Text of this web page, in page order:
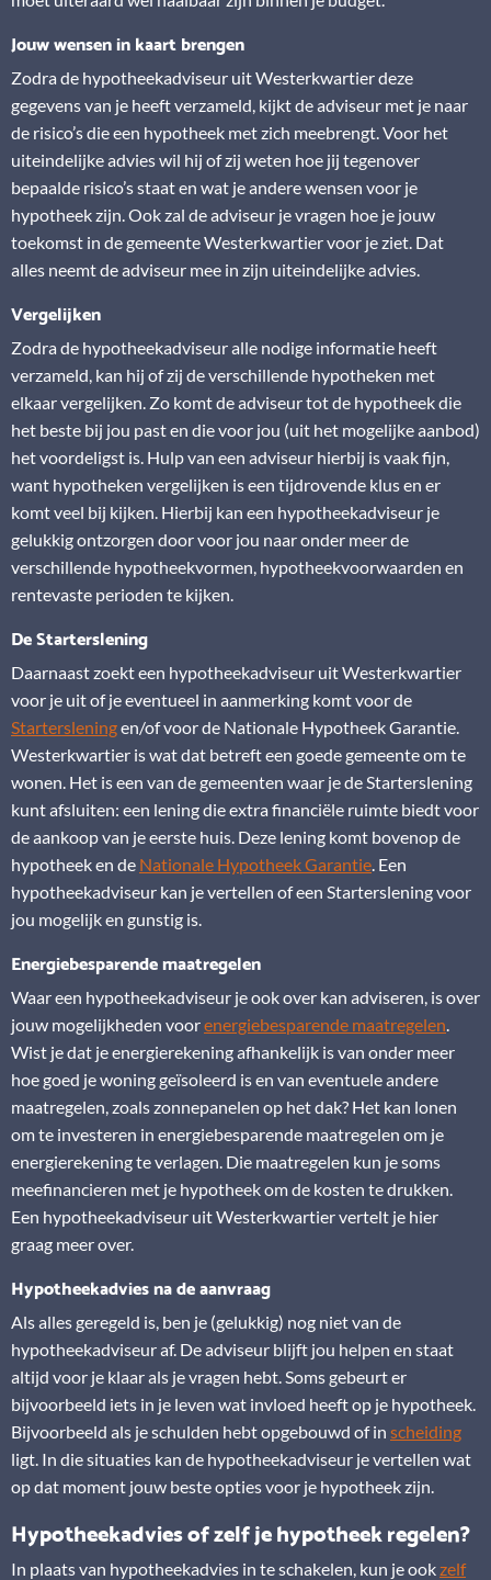
Jouw wensen in kaart brengen
Zodra de hypotheekadviseur uit Westerkwartier deze
gegevens van je heeft verzameld, kijkt de adviseur met je naar
de risico’s die een hypotheek met zich meebrengt. Voor het
uiteindelijke advies wil hij of zij weten hoe jij tegenover
bepaalde risico’s staat en wat je andere wensen voor je
hypotheek zijn. Ook zal de adviseur je vragen hoe je jouw
toekomst in de gemeente Westerkwartier voor je ziet. Dat
alles neemt de adviseur mee in zijn uiteindelijke advies.
Vergelijken
Zodra de hypotheekadviseur alle nodige informatie heeft
verzameld, kan hij of zij de verschillende hypotheken met
elkaar vergelijken. Zo komt de adviseur tot de hypotheek die
het beste bij jou past en die voor jou (uit het mogelijke aanbod)
het voordeligst is. Hulp van een adviseur hierbij is vaak fijn,
want hypotheken vergelijken is een tijdrovende klus en er
komt veel bij kijken. Hierbij kan een hypotheekadviseur je
gelukkig ontzorgen door voor jou naar onder meer de
verschillende hypotheekvormen, hypotheekvoorwaarden en
rentevaste perioden te kijken.
De Starterslening
Daarnaast zoekt een hypotheekadviseur uit Westerkwartier
voor je uit of je eventueel in aanmerking komt voor de
Startersleningen/of voor de Nationale Hypotheek Garantie.
Westerkwartier is wat dat betreft een goede gemeente om te
wonen. Het is een van de gemeenten waar je de Starterslening
kunt afsluiten: een lening die extra financiële ruimte biedt voor
de aankoop van je eerste huis. Deze lening komt bovenop de
hypotheek en de Nationale Hypotheek Garantie . Een
hypotheekadviseur kan je vertellen of een Starterslening voor
jou mogelijk en gunstig is.
Energiebesparende maatregelen
Waar een hypotheekadviseur je ook over kan adviseren, is over
jouw mogelijkheden voorenergiebesparende maatregelen
Wist je dat je energierekening afhankelijk is van onder meer
hoe goed je woning geïsoleerd is en van eventuele andere
maatregelen, zoals zonnepanelen op het dak? Het kan lonen
om te investeren in energiebesparende maatregelen om je
energierekening te verlagen. Die maatregelen kun je soms
meefinancieren met je hypotheek om de kosten te drukken.
Een hypotheekadviseur uit Westerkwartier vertelt je hier
graag meer over.
Hypotheekadvies na de aanvraag
Als alles geregeld is, ben je (gelukkig) nog niet van de
hypotheekadviseur af. De adviseur blijft jou helpen en staat
altijd voor je klaar als je vragen hebt. Soms gebeurt er
bijvoorbeeld iets in je leven wat invloed heeft op je hypotheek.
Bijvoorbeeld als je schulden hebt opgebouwd of in scheiding
ligt. In die situaties kan de hypotheekadviseur je vertellen wat
op dat moment jouw beste opties voor je hypotheek zijn.
Hypotheekadvies of zelf je hypotheek regelen?
In plaats van hypotheekadvies in te schakelen, kun je ookzelf